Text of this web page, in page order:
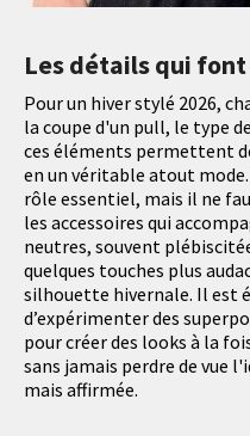
Les détails qui
Pour un hiver stylé 2026,
la coupe d'un pull, le type
ces éléments permettent
en un véritable atout
rôle essentiel, mais il ne
les accessoires qui
neutres, souvent
quelques touches plus
silhouette hivernale. Il est
d’expérimenter des
pour créer des looks à la
sans jamais perdre de vue
mais affirmée.